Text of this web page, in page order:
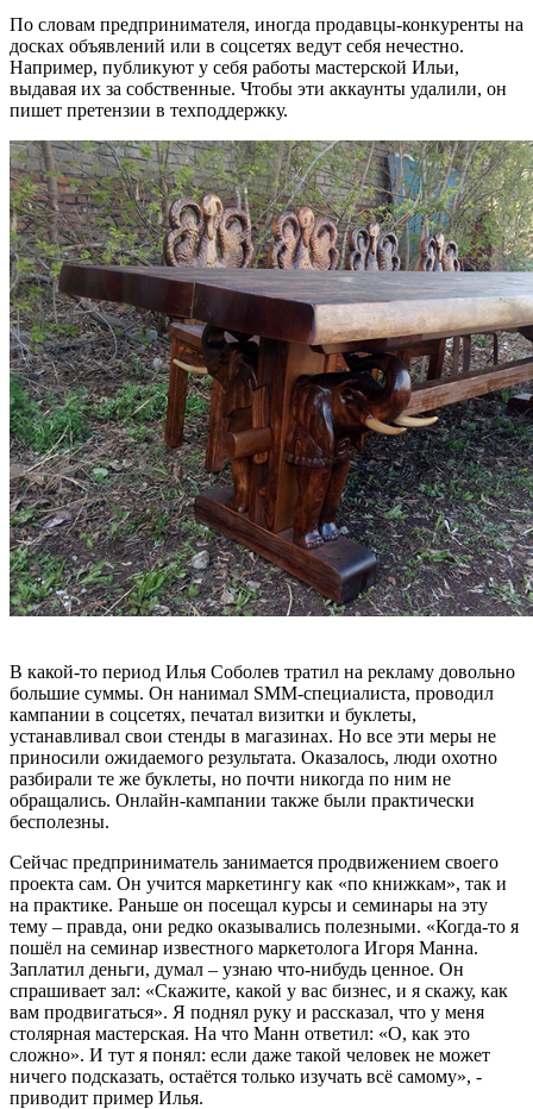
По словам предпринимателя, иногда продавцы-конкуренты на
досках объявлений или в соцсетях ведут себя нечестно.
Например, публикуют у себя работы мастерской Ильи,
выдавая их за собственные. Чтобы эти аккаунты удалили, он
пишет претензии в техподдержку.
В какой-то период Илья Соболев тратил на рекламу довольно
большие суммы. Он нанимал SMM-специалиста, проводил
кампании в соцсетях, печатал визитки и буклеты,
устанавливал свои стенды в магазинах. Но все эти меры не
приносили ожидаемого результата. Оказалось, люди охотно
разбирали те же буклеты, но почти никогда по ним не
обращались. Онлайн-кампании также были практически
бесполезны.
Сейчас предприниматель занимается продвижением своего
проекта сам. Он учится маркетингу как «по книжкам», так и
на практике. Раньше он посещал курсы и семинары на эту
тему – правда, они редко оказывались полезными. «Когда-то я
пошёл на семинар известного маркетолога Игоря Манна.
Заплатил деньги, думал – узнаю что-нибудь ценное. Он
спрашивает зал: «Скажите, какой у вас бизнес, и я скажу, как
вам продвигаться». Я поднял руку и рассказал, что у меня
столярная мастерская. На что Манн ответил: «О, как это
сложно». И тут я понял: если даже такой человек не может
ничего подсказать, остаётся только изучать всё самому», -
приводит пример Илья.